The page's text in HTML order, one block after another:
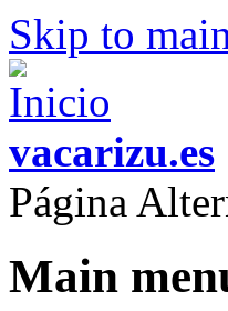
Skip to
vacarizu.es
Página
Main